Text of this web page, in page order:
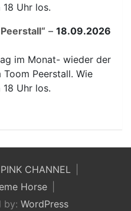
Uhr los.
– 18.09.2026
im Monat- wieder der
Peerstall. Wie
Uhr los.
PINK CHANNEL
Horse
by: WordPress